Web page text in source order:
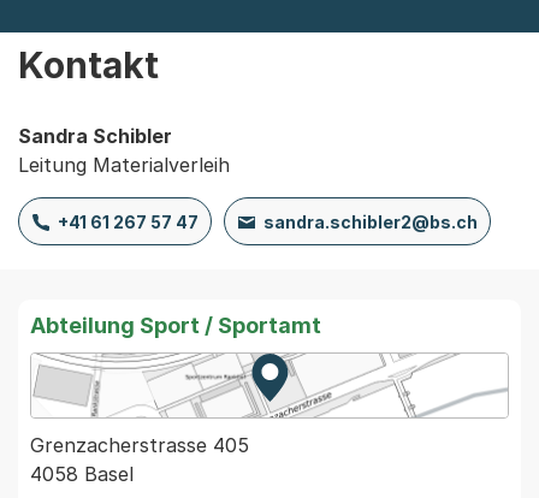
Kontakt
Sandra Schibler
Leitung Materialverleih
+41 61 267 57 47 sandra.schibler2@bs.ch
Abteilung Sport / Sportamt
Zur Karte von MapBS.
Externer Link, wird in einem
Grenzacherstrasse 405
4058 Basel